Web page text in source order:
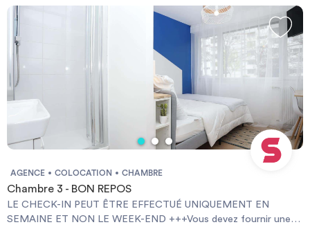
AGENCE COLOCATION CHAMBRE
Chambre 3 - BON REPOS
LE CHECK-IN PEUT ÊTRE EFFECTUÉ UNIQUEMENT EN
SEMAINE ET NON LE WEEK-END +++Vous devez fournir une